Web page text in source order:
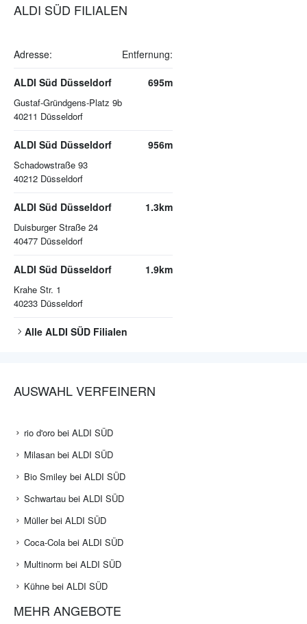
ALDI SÜD FILIALEN
Adresse: Entfernung:
ALDI Süd Düsseldorf
Gustaf-Gründgens-Platz 9b
40211 Düsseldorf
695m
ALDI Süd Düsseldorf
Schadowstraße 93
40212 Düsseldorf
956m
ALDI Süd Düsseldorf
Duisburger Straße 24
40477 Düsseldorf
1.3km
ALDI Süd Düsseldorf
Krahe Str. 1
40233 Düsseldorf
1.9km
Alle ALDI SÜD Filialen
AUSWAHL VERFEINERN
rio d'oro bei ALDI SÜD
Milasan bei ALDI SÜD
Bio Smiley bei ALDI SÜD
Schwartau bei ALDI SÜD
Müller bei ALDI SÜD
Coca-Cola bei ALDI SÜD
Multinorm bei ALDI SÜD
Kühne bei ALDI SÜD
MEHR ANGEBOTE